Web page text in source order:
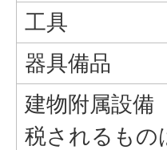
工具
器具備品
建物附属設備
税されるもの